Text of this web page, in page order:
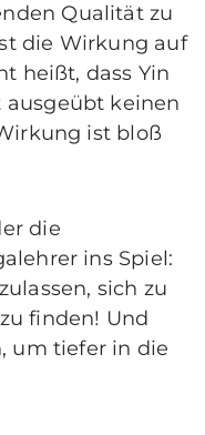
Qualität zu
die Wirkung auf
heißt, dass Yin
ausgeübt keinen
ist bloß
die
ins Spiel:
sich zu
finden! Und
um tiefer in die